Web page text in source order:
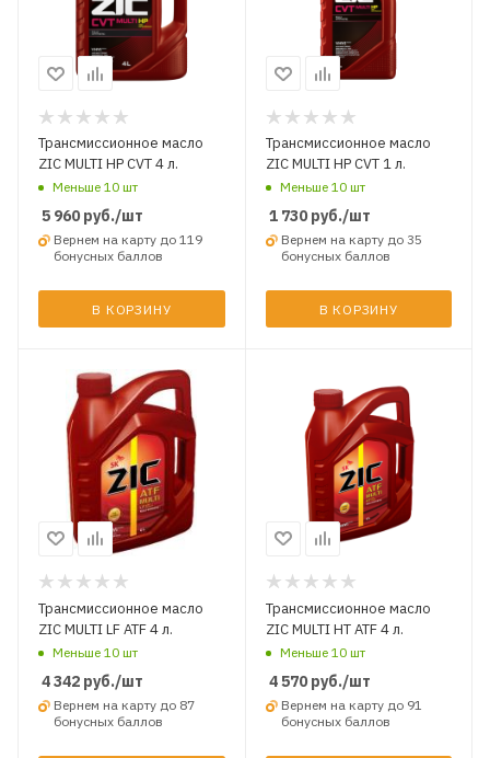
Трансмиссионное масло
ZIC MULTI HP CVT 4 л.
Меньше 10 шт
5 960 руб./шт
Вернем на карту до 119
бонусных баллов
В КОРЗИНУ
Трансмиссионное масло
ZIC MULTI HP CVT 1 л.
Меньше 10 шт
1 730руб./шт
Вернем на карту до 35
бонусных баллов
В КОРЗИНУ
Трансмиссионное масло
ZIC MULTI LF ATF 4 л.
Меньше 10 шт
4 342 руб./шт
Вернем на карту до 87
бонусных баллов
Трансмиссионное масло
ZIC MULTI HT ATF 4 л.
Меньше 10 шт
4 570руб./шт
Вернем на карту до 91
бонусных баллов